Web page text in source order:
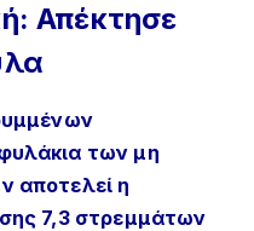
Απέκτησε
των μη
αποτελεί η
7,3 στρεμμάτων